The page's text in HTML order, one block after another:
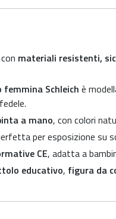
materiali resistenti,
Schleich è
a mano, con colori
per esposizione su
CE, adatta a
educativo, figura da